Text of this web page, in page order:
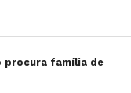
procura família de